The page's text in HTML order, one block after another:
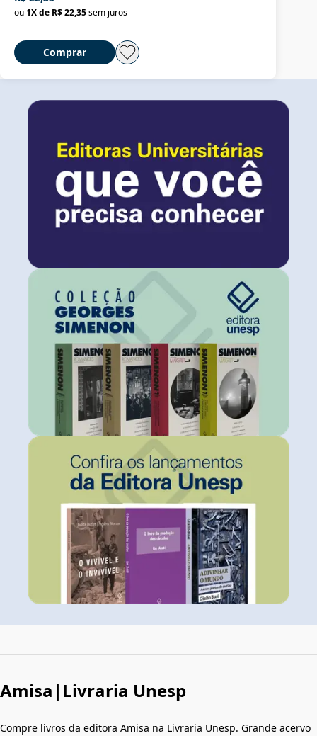
ou1X de R$ 22,35sem juros
Comprar
Amisa|Livraria Unesp
Compre livros da editora Amisa na Livraria Unesp. Grande acervo